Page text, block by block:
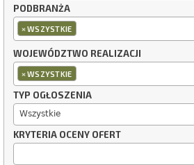
PODBRANŻA
×WSZYSTKIE
WOJEWÓDZTWO REALIZACJI
×WSZYSTKIE
TYP OGŁOSZENIA
Wszystkie
KRYTERIA OCENY OFERT